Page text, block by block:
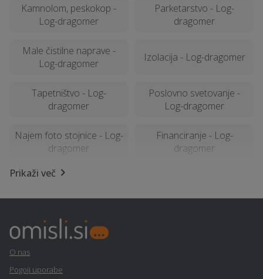
Kamnolom, peskokop -
Log-dragomer
Parketarstvo - Log-
dragomer
Male čistilne naprave -
Log-dragomer
Izolacija - Log-dragomer
Tapetništvo - Log-
dragomer
Poslovno svetovanje -
Log-dragomer
Najem foto stojnice - Log-
dragomer
Financiranje - Log-
dragomer
Prezračevalni sistemi in
rekuperacija - Log-
Izobraževanje - Log-
Prikaži več
O nas
Pogoji uporabe